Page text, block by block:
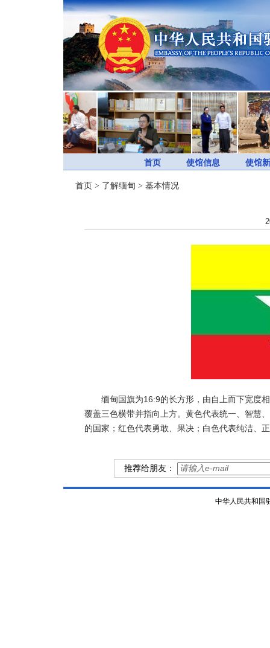
首页 使馆信息 使馆
首页 > 了解缅甸 > 基本情况
缅甸国旗为16:9的长方形，由自上而下宽度相
覆盖三色横带并指向上方。黄色代表统一、智慧
的国家；红色代表勇敢、果决；白色代表纯洁、
推荐给朋友：
中华人民共和国